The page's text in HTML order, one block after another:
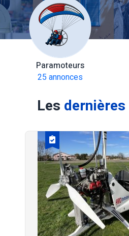
Paramoteurs
25 annonces
Les dernières